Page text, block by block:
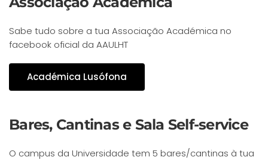
Sabe tudo sobre a tua Associação Académica no
facebook oficial da AAULHT
Académica Lusófona
Bares, Cantinas e Sala Self-service
O campus da Universidade tem 5 bares/cantinas à tua